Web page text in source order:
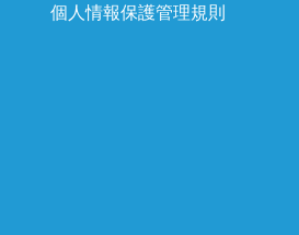
個人情報保護管理規則